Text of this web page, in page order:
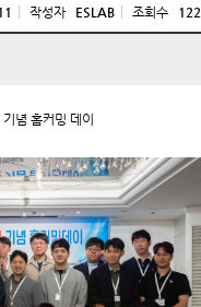
작성자 ESLAB 조회수 122
념 홈커밍 데이